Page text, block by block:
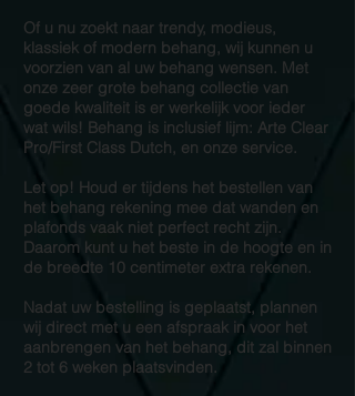
Of u nu zoekt naar trendy, modieus,
klassiek of modern behang, wij kunnen u
voorzien van al uw behang wensen. Met
onze zeer grote behang collectie van
goede kwaliteit is er werkelijk voor ieder
wat wils! Behang is inclusief lijm: Arte Clear
Pro/First Class Dutch, en onze service.
Let op! Houd er tijdens het bestellen van
het behang rekening mee dat wanden en
plafonds vaak niet perfect recht zijn.
Daarom kunt u het beste in de hoogte en in
de breedte 10 centimeter extra rekenen.
Nadat uw bestelling is geplaatst, plannen
wij direct met u een afspraak in voor het
aanbrengen van het behang, dit zal binnen
2 tot 6 weken plaatsvinden.